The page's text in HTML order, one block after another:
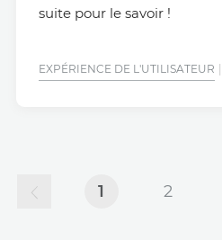
suite pour le savoir !
EXPÉRIENCE DE L'UTILISATEUR
1 2